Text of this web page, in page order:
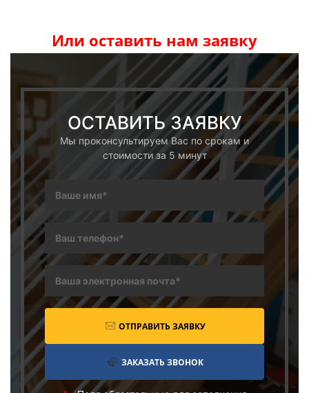
Или оставить нам заявку
ОСТАВИТЬ ЗАЯВКУ
Мы проконсультируем Вас по срокам и
стоимости за 5 минут
ОТПРАВИТЬ ЗАЯВКУ
ЗАКАЗАТЬ ЗВОНОК